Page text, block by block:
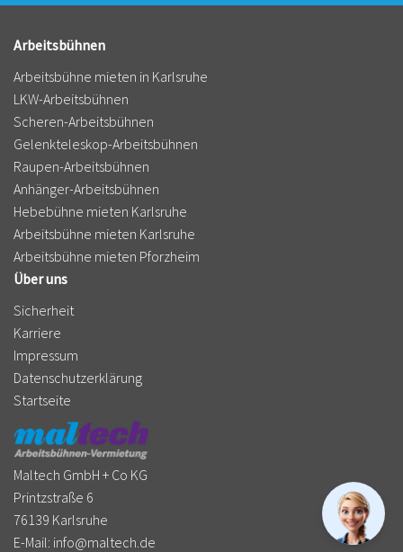
Arbeitsbühnen
Arbeitsbühne mieten in Karlsruhe
LKW-Arbeitsbühnen
Scheren-Arbeitsbühnen
Gelenkteleskop-Arbeitsbühnen
Raupen-Arbeitsbühnen
Anhänger-Arbeitsbühnen
Hebebühne mieten Karlsruhe
Arbeitsbühne mieten Karlsruhe
Arbeitsbühne mieten Pforzheim
Über uns
Sicherheit
Karriere
Impressum
Datenschutzerklärung
Startseite
Maltech GmbH + Co KG
Printzstraße 6
76139 Karlsruhe
E-Mail: info@maltech.de